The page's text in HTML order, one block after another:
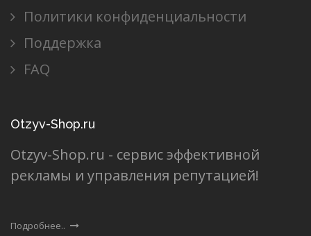
Политики конфиденциальности
Поддержка
FAQ
Otzyv-Shop.ru
Otzyv-Shop.ru - сервис эффективной
рекламы и управления репутацией!
Подробнее..